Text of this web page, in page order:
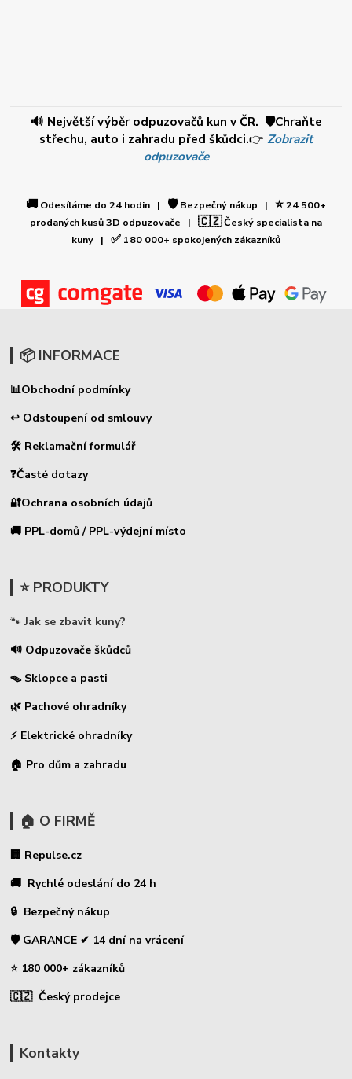
🔊 Největší výběr odpuzovačů kun v ČR. 🛡️Chraňte
střechu, auto i zahradu před škůdci.👉 Zobrazit
odpuzovače
🚚 Odesíláme do 24 hodin | 🛡️Bezpečný nákup | ⭐24 500+
prodaných kusů 3D odpuzovače | 🇨🇿Český specialista na
kuny | ✅ 180 000+ spokojených zákazníků
📦 INFORMACE
📊Obchodní podmínky
↩ Odstoupení od smlouvy
🛠 Reklamační formulář
❓Časté dotazy
🔐Ochrana osobních údajů
🚚 PPL-domů / PPL-výdejní místo
⭐ PRODUKTY
🐾 Jak se zbavit kuny?
🔊 Odpuzovače škůdců
🪤 Sklopce a pasti
🌿 Pachové ohradníky
⚡ Elektrické ohradníky
🏠 Pro dům a zahradu
🏠 O FIRMĚ
🏢 Repulse.cz
🚚 Rychlé odeslání do 24 h
🔒 Bezpečný nákup
🛡️ GARANCE ✔ 14 dní na vrácení
⭐ 180 000+ zákazníků
🇨🇿 Český prodejce
Kontakty